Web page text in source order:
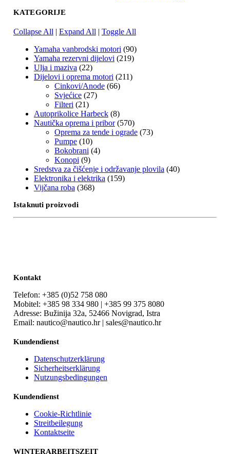
KATEGORIJE
Collapse All | Expand All | Toggle All
Yamaha vanbrodski motori (90)
Yamaha rezervni dijelovi (219)
Ulja i maziva (22)
Dijelovi i oprema motori (211)
Cinkovi/Anode (66)
Svjećice (27)
Filteri (21)
Autoprikolice Harbeck (8)
Nautička oprema i pribor (570)
Oprema za tende i ograde (73)
Pumpe (10)
Bokobrani (4)
Konopi (9)
Sredstva za čišćenje i održavanje plovila (40)
Elektronika i elektrika (159)
Vijčana roba (368)
Istaknuti proizvodi
Kontakt
Telefon: +385 (0)52 758 080
Mobitel: +385 98 334 980 | +385 99 375 8080
Adresse: Bužinija 32a, 52466 Novigrad, Istra
Email: nautico@nautico.hr | sales@nautico.hr
Kundendienst
Datenschutzerklärung
Sicherheitserklärung
Nutzungsbedingungen
Kundendienst
Cookie-Richtlinie
Streitbeilegung
Kontaktseite
WINTERARBEITSZEIT